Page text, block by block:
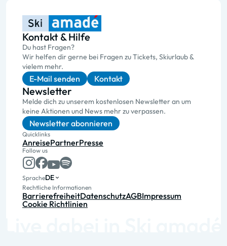
Kontakt & Hilfe
Du hast Fragen?
Wir helfen dir gerne bei Fragen zu Tickets, Skiurlaub &
vielem mehr.
E-Mail senden Kontakt
Newsletter
Melde dich zu unserem kostenlosen Newsletter an um
keine Aktionen und News mehr zu verpassen.
Newsletter abonnieren
Quicklinks
AnreisePartnerPresse
Follow us
SpracheDE
Rechtliche Informationen
BarrierefreiheitDatenschutzAGBImpressum
Cookie Richtlinien